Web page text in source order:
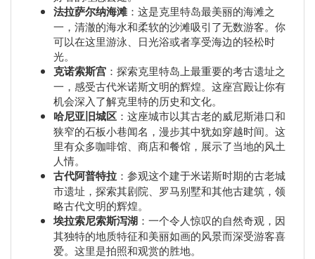
法拉萨尔纳海滩 ：这是克里特岛最美丽的海滩之
一，清澈的海水和柔软的沙滩吸引了无数游客。你
可以在这里游泳、日光浴或者享受海边的轻松时
光。
克诺索斯宫 ：探索克里特岛上最重要的考古遗址之
一，感受古代米诺斯文明的辉煌。这座宫殿让你有
机会深入了解克里特的历史和文化。
哈尼亚旧城区 ：这座城市以其古老的威尼斯港口和
狭窄的石板小巷闻名，漫步其中犹如穿越时间。这
里有众多咖啡馆、商店和餐馆，展示了当地的风土
人情。
古代阿普特拉 ：参观这个建于米诺斯时期的古老城
市遗址，探索其剧院、罗马别墅和其他古建筑，领
略古代文明的辉煌。
埃拉索尼索斯泻湖 ：一个令人惊叹的自然奇观，因
其独特的地质特征和美丽如画的风景而深受游客喜
爱。这里是拍照和观赏的胜地。